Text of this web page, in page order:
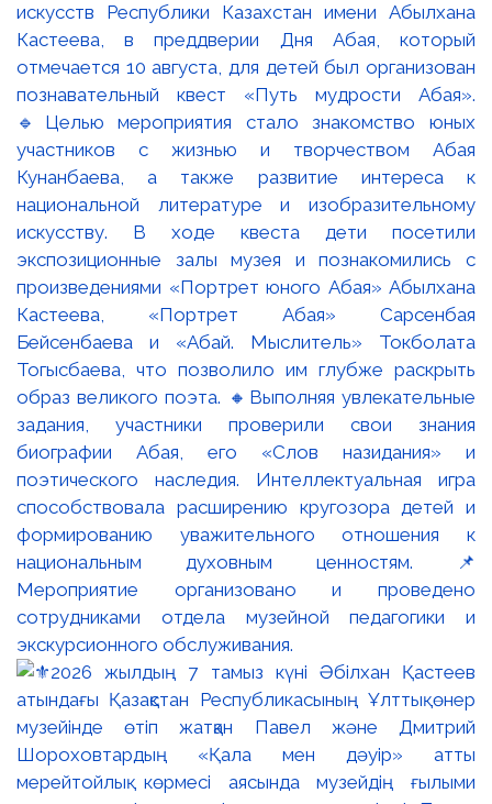
искусств Республики Казахстан имени Абылхана
Кастеева, в преддверии Дня Абая, который
отмечается 10 августа, для детей был организован
познавательный квест «Путь мудрости Абая».
🔹Целью мероприятия стало знакомство юных
участников с жизнью и творчеством Абая
Кунанбаева, а также развитие интереса к
национальной литературе и изобразительному
искусству. В ходе квеста дети посетили
экспозиционные залы музея и познакомились с
произведениями «Портрет юного Абая» Абылхана
Кастеева, «Портрет Абая» Сарсенбая
Бейсенбаева и «Абай. Мыслитель» Токболата
Тогысбаева, что позволило им глубже раскрыть
образ великого поэта. 🔸Выполняя увлекательные
задания, участники проверили свои знания
биографии Абая, его «Слов назидания» и
поэтического наследия. Интеллектуальная игра
способствовала расширению кругозора детей и
формированию уважительного отношения к
национальным духовным ценностям. 📌
Мероприятие организовано и проведено
сотрудниками отдела музейной педагогики и
экскурсионного обслуживания.